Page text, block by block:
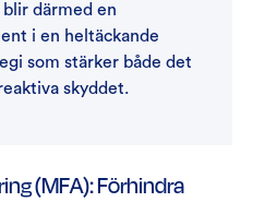
blir därmed en
i en heltäckande
som stärker både det
skyddet.
(MFA): Förhindra